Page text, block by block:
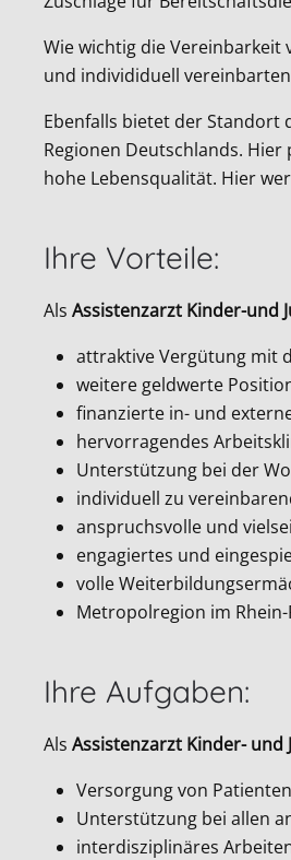
Wie wichtig die
und individiduell
Ebenfalls bietet der Standort
Regionen Deutschlands.
hohe Lebensqualität. Hier
Ihre Vorteile:
Als Assistenzarzt Kinder-und
attraktive Vergütung mit
weitere geldwerte
finanzierte in- und
hervorragendes
Unterstützung bei der
individuell zu
anspruchsvolle und
engagiertes und
volle
Metropolregion im
Ihre Aufgaben:
Als Assistenzarzt Kinder-
Versorgung von
Unterstützung bei allen
interdisziplinäres